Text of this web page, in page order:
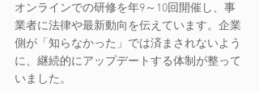
オンラインでの研修を年9～10回開催し、事
業者に法律や最新動向を伝えています。企業
側が「知らなかった」では済まされないよう
に、継続的にアップデートする体制が整って
いました。